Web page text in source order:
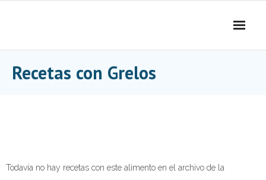
Recetas con Grelos
Todavía no hay recetas con este alimento en el archivo de la